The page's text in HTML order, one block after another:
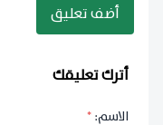
أضف تعليق
أترك تعليقك
الاسم:*